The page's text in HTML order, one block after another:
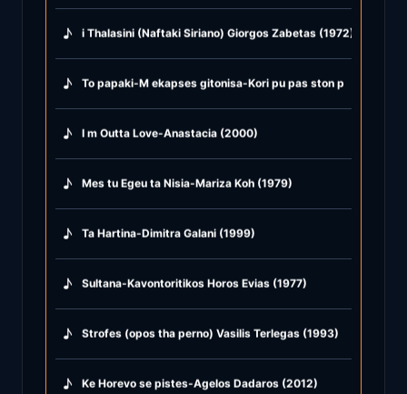
♪ i Thalasini (Naftaki Siriano) Giorgos Zabetas (1972)
♪ To papaki-M ekapses gitonisa-Kori pu pas ston potamo-
♪ I m Outta Love-Anastacia (2000)
♪ Mes tu Egeu ta Nisia-Mariza Koh (1979)
♪ Ta Hartina-Dimitra Galani (1999)
♪ Sultana-Kavontoritikos Horos Evias (1977)
♪ Strofes (opos tha perno) Vasilis Terlegas (1993)
♪ Ke Horevo se pistes-Agelos Dadaros (2012)